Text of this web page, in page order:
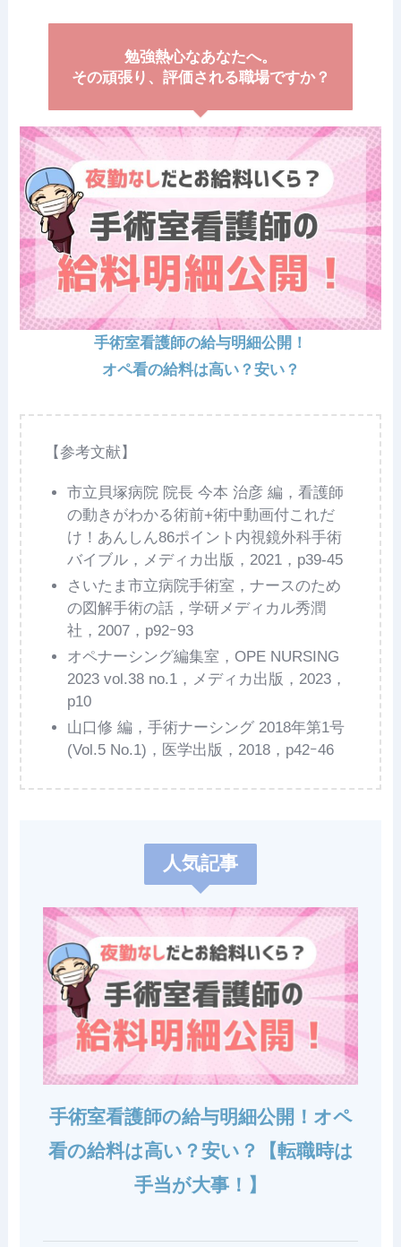
勉強熱心なあなたへ。
その頑張り、評価される職場ですか？
手術室看護師の給与明細公開！
オペ看の給料は高い？安い？
【参考文献】
市立貝塚病院 院長 今本 治彦 編，看護師
の動きがわかる術前+術中動画付これだ
け！あんしん86ポイント内視鏡外科手術
バイブル，メディカ出版，2021，p39-45
さいたま市立病院手術室，ナースのため
の図解手術の話，学研メディカル秀潤
社，2007，p92ｰ93
オペナーシング編集室，OPE NURSING
2023 vol.38 no.1，メディカ出版，2023，
p10
山口修 編，手術ナーシング 2018年第1号
(Vol.5 No.1)，医学出版，2018，p42ｰ46
人気記事
手術室看護師の給与明細公開！オペ
看の給料は高い？安い？【転職時は
手当が大事！】